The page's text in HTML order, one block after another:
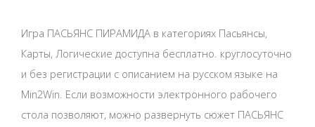
Игра ПАСЬЯНС ПИРАМИДА в категориях Пасьянсы,
Карты, Логические доступна бесплатно. круглосуточно
и без регистрации с описанием на русском языке на
Min2Win. Если возможности электронного рабочего
стола позволяют, можно развернуть сюжет ПАСЬЯНС